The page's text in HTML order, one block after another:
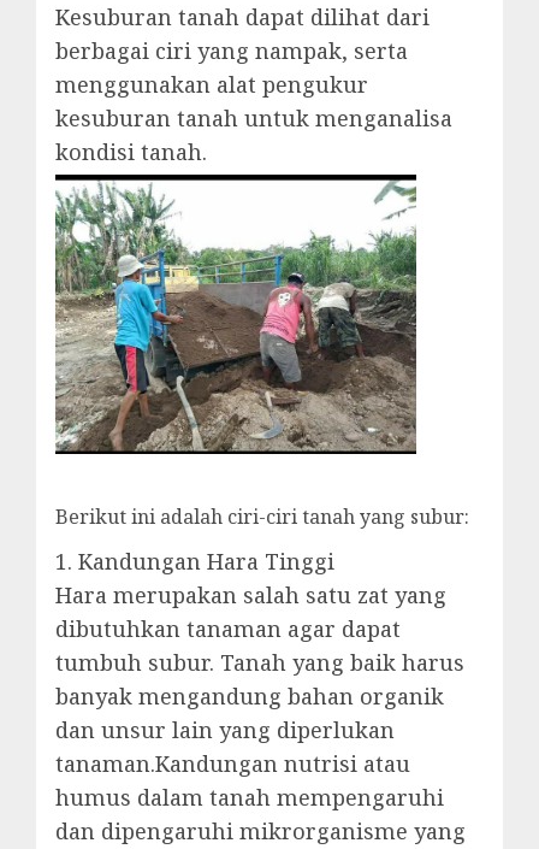
Kesuburan tanah dapat dilihat dari
berbagai ciri yang nampak, serta
menggunakan alat pengukur
kesuburan tanah untuk menganalisa
kondisi tanah.
Berikut ini adalah ciri-ciri tanah yang subur:
1. Kandungan Hara Tinggi
Hara merupakan salah satu zat yang
dibutuhkan tanaman agar dapat
tumbuh subur. Tanah yang baik harus
banyak mengandung bahan organik
dan unsur lain yang diperlukan
tanaman.Kandungan nutrisi atau
humus dalam tanah mempengaruhi
dan dipengaruhi mikrorganisme yang